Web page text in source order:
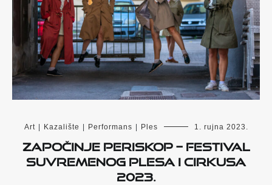
Art | Kazalište | Performans | Ples 1. rujna 2023.
Započinje PERISKOP – Festival
suvremenog plesa i cirkusa
2023.